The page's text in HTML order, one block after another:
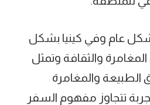
عام وفي كينيا بشكل
والثقافة وتمثل
والمغامرة
تتجاوز مفهوم السفر